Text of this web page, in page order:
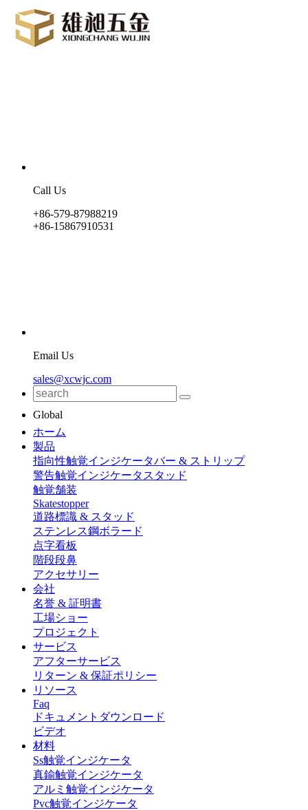
Call Us
+86-579-87988219
+86-15867910531
Email Us
sales@xcwjc.com
Global
ホーム
製品
指向性触覚インジケータバー & ストリップ
警告触覚インジケータスタッド
触覚舗装
Skatestopper
道路標識 & スタッド
ステンレス鋼ボラード
点字看板
階段段鼻
アクセサリー
会社
名誉 & 証明書
工場ショー
プロジェクト
サービス
アフターサービス
リターン & 保証ポリシー
リソース
Faq
ドキュメントダウンロード
ビデオ
材料
Ss触覚インジケータ
真鍮触覚インジケータ
アルミ触覚インジケータ
Pvc触覚インジケータ